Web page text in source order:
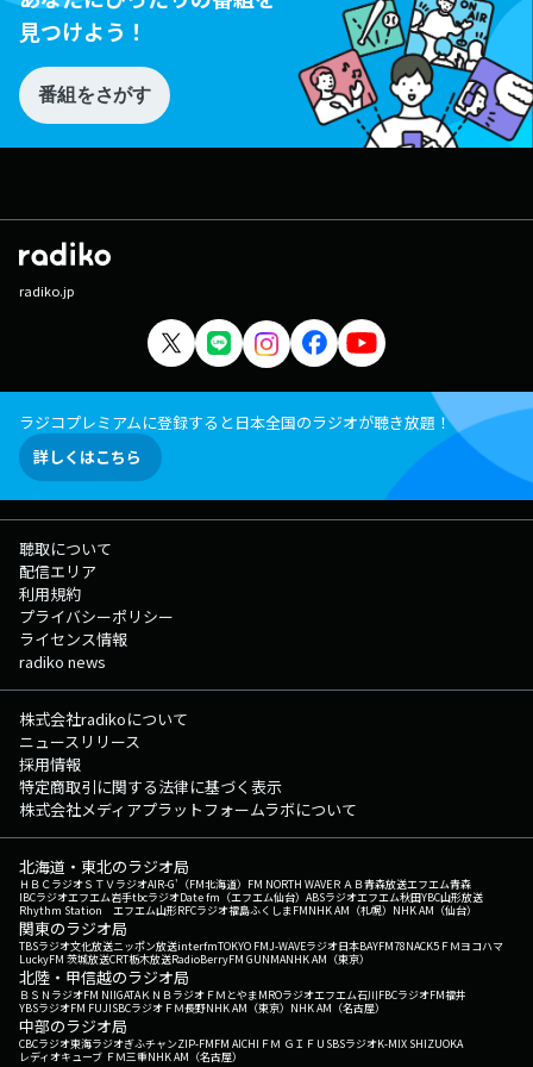
見つけよう！
番組をさがす
radiko.jp
ラジコプレミアムに登録すると日本全国のラジオが聴き放題！
詳しくはこちら
聴取について
配信エリア
利用規約
プライバシーポリシー
ライセンス情報
radiko news
株式会社radikoについて
ニュースリリース
採用情報
特定商取引に関する法律に基づく表示
株式会社メディアプラットフォームラボについて
北海道・東北のラジオ局
ＨＢＣラジオＳＴＶラジオAIR-G'（FM北海道） FM NORTH WAVEＲＡＢ青森放送エフエム青森
IBCラジオエフエム岩手tbcラジオDate fm（エフエム仙台） ABSラジオエフエム秋田YBC山形放送
Rhythm Station エフエム山形RFCラジオ福島ふくしまFMNHK AM（札幌） NHK AM（仙台）
関東のラジオ局
TBSラジオ文化放送ニッポン放送interfmTOKYO FMJ-WAVEラジオ日本BAYFM78NACK5 ＦＭヨコハマ
LuckyFM 茨城放送CRT栃木放送RadioBerryFM GUNMANHK AM（東京）
北陸・甲信越のラジオ局
ＢＳＮラジオFM NIIGATAＫＮＢラジオ ＦＭとやまMROラジオエフエム石川FBCラジオFM福井
YBSラジオFM FUJISBCラジオ ＦＭ長野NHK AM（東京） NHK AM（名古屋）
中部のラジオ局
CBCラジオ東海ラジオぎふチャンZIP-FMFM AICHI ＦＭ ＧＩＦＵ SBSラジオK-MIX SHIZUOKA
レディオキューブ ＦＭ三重NHK AM（名古屋）